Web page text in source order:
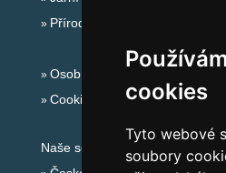
cookies
Tyto webové
soubory
Přírodní koupaliště
Osobní údaje
Cookies
Naše servery: